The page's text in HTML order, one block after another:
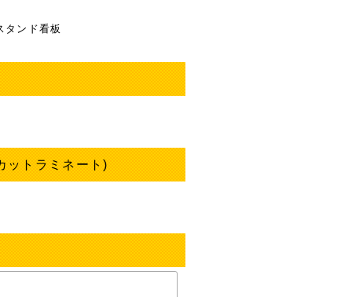
タンド看板
ットラミネート)